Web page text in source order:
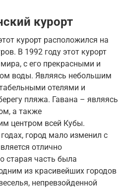
курорт
курорт расположился на
В 1992 году этот курорт
с его прекрасными и
воды. Являясь небольшим
отелями и
пляжа. Гавана – являясь
а также
центром всей Кубы.
город мало изменил с
отлично
старая часть была
из красивейших городов
непревзойденной